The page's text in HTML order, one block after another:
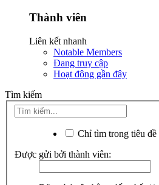
Thành viên
Liên kết nhanh
Notable Members
Đang truy cập
Hoạt động gần đây
Tìm kiếm
Chỉ tìm trong tiêu đề
Được gửi bởi thành viên: